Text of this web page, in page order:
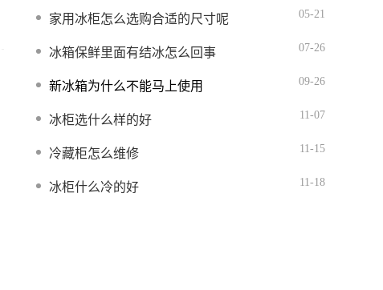
家用冰柜怎么选购合适的尺寸呢 05-21
冰箱保鲜里面有结冰怎么回事 07-26
新冰箱为什么不能马上使用 09-26
冰柜选什么样的好 11-07
冷藏柜怎么维修 11-15
冰柜什么冷的好 11-18